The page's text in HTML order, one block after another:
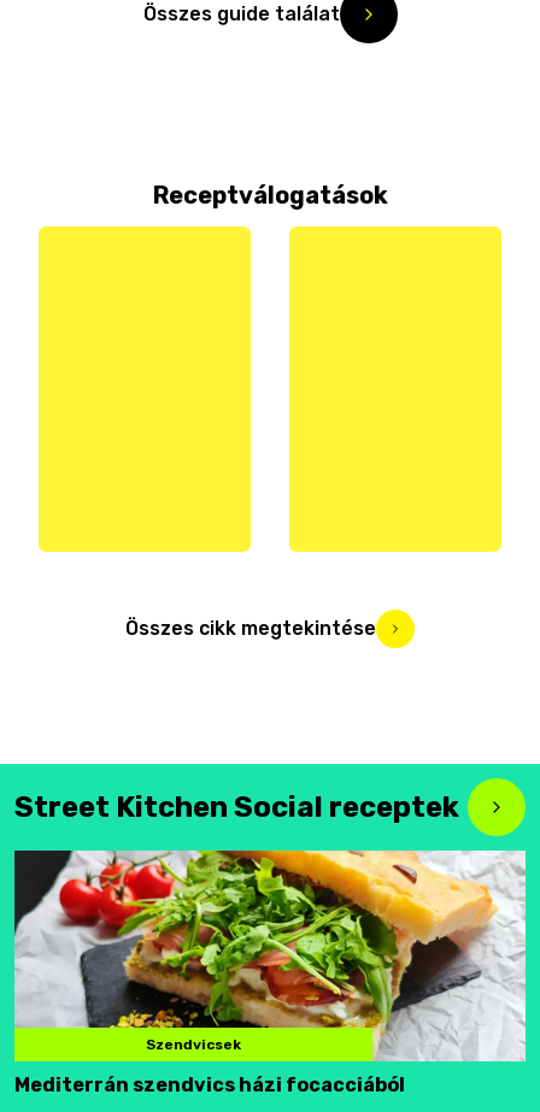
Összes guide találat
Receptválogatások
Összes cikk megtekintése
Street Kitchen Social receptek
Szendvicsek
Mediterrán szendvics házi focacciából